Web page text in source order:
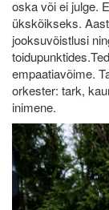
oska või ei julge.
ükskõikseks.
jooksuvõistlusi
empaatiavõime.
orkester: tark,
inimene.